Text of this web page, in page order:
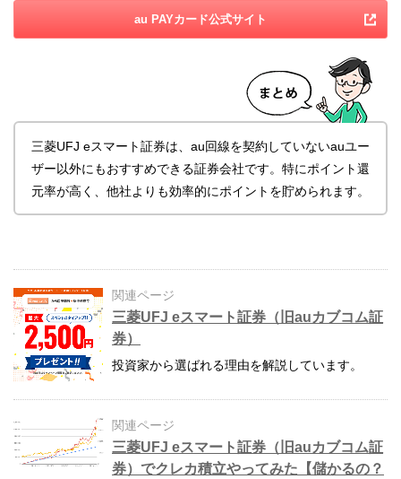
au PAYカード公式サイト
三菱UFJ eスマート証券は、au回線を契約していないauユー
ザー以外にもおすすめできる証券会社です。特にポイント還
元率が高く、他社よりも効率的にポイントを貯められます。
関連ページ
三菱UFJ eスマート証券（旧auカブコム証
券）
投資家から選ばれる理由を解説しています。
関連ページ
三菱UFJ eスマート証券（旧auカブコム証
券）でクレカ積立やってみた【儲かるの？